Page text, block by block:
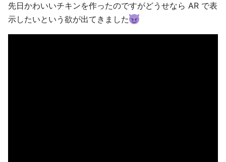
先日かわいいチキンを作ったのですがどうせなら AR で表
示したいという欲が出てきました